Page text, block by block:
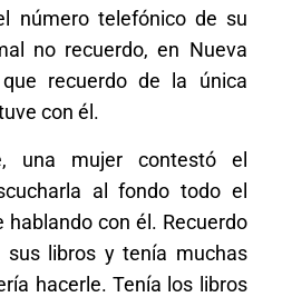
número telefónico de su
no recuerdo, en Nueva
recuerdo de la única
con él.
una mujer contestó el
al fondo todo el
con él. Recuerdo
libros y tenía muchas
hacerle. Tenía los libros